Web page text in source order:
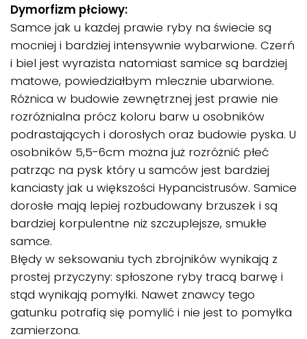
Dymorfizm płciowy:
Samce jak u każdej prawie ryby na świecie są
mocniej i bardziej intensywnie wybarwione. Czerń
i biel jest wyrazista natomiast samice są bardziej
matowe, powiedziałbym mlecznie ubarwione.
Różnica w budowie zewnętrznej jest prawie nie
rozróżnialna prócz koloru barw u osobników
podrastających i dorosłych oraz budowie pyska. U
osobników 5,5-6cm można już rozróżnić płeć
patrząc na pysk który u samców jest bardziej
kanciasty jak u większości Hypancistrusów. Samice
dorosłe mają lepiej rozbudowany brzuszek i są
bardziej korpulentne niż szczuplejsze, smukłe
samce.
Błędy w seksowaniu tych zbrojników wynikają z
prostej przyczyny: spłoszone ryby tracą barwę i
stąd wynikają pomyłki. Nawet znawcy tego
gatunku potrafią się pomylić i nie jest to pomyłka
zamierzona.